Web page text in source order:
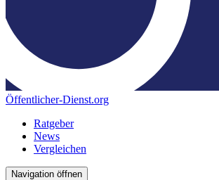
Öffentlicher-Dienst.org
Ratgeber
News
Vergleichen
Navigation öffnen